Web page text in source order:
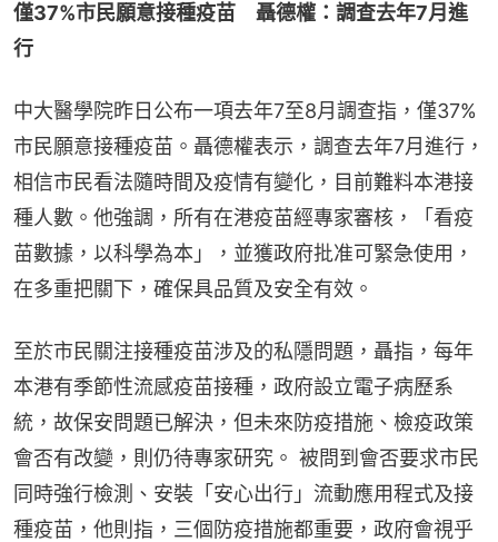
僅37%市民願意接種疫苗　聶德權：調查去年7月進
行
中大醫學院昨日公布一項去年7至8月調查指，僅37%
市民願意接種疫苗。聶德權表示，調查去年7月進行，
相信市民看法隨時間及疫情有變化，目前難料本港接
種人數。他強調，所有在港疫苗經專家審核，「看疫
苗數據，以科學為本」，並獲政府批准可緊急使用，
在多重把關下，確保具品質及安全有效。
至於市民關注接種疫苗涉及的私隱問題，聶指，每年
本港有季節性流感疫苗接種，政府設立電子病歷系
統，故保安問題已解決，但未來防疫措施、檢疫政策
會否有改變，則仍待專家研究。 被問到會否要求市民
同時強行檢測、安裝「安心出行」流動應用程式及接
種疫苗，他則指，三個防疫措施都重要，政府會視乎